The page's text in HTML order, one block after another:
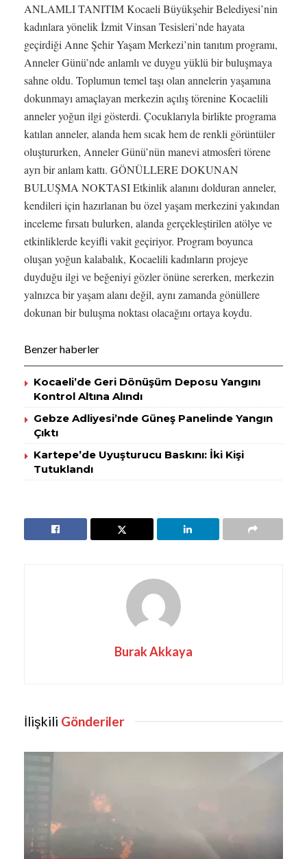
ANLAMLI TANITIM Kocaeli Büyükşehir Belediyesi’nin
kadınlara yönelik İzmit Vinsan Tesisleri’nde hayata
geçirdiği Anne Şehir Yaşam Merkezi’nin tanıtım programı,
Anneler Günü’nde anlamlı ve duygu yüklü bir buluşmaya
sahne oldu. Toplumun temel taşı olan annelerin yaşamına
dokunmayı amaçlayan merkezin açılış törenine Kocaelili
anneler yoğun ilgi gösterdi. Çocuklarıyla birlikte programa
katılan anneler, alanda hem sıcak hem de renkli görüntüler
oluştururken, Anneler Günü’nün manevi atmosferi törene
ayrı bir anlam kattı. GÖNÜLLERE DOKUNAN
BULUŞMA NOKTASI Etkinlik alanını dolduran anneler,
kendileri için hazırlanan bu özel yaşam merkezini yakından
inceleme fırsatı bulurken, alanda gerçekleştirilen atölye ve
etkinliklerde keyifli vakit geçiriyor. Program boyunca
oluşan yoğun kalabalık, Kocaelili kadınların projeye
duyduğu ilgi ve beğeniyi gözler önüne sererken, merkezin
yalnızca bir yaşam alanı değil, aynı zamanda gönüllere
dokunan bir buluşma noktası olacağını ortaya koydu.
Benzer haberler
Kocaeli’de Geri Dönüşüm Deposu Yangını
Kontrol Altına Alındı
Gebze Adliyesi’nde Güneş Panelinde Yangın
Çıktı
Kartepe’de Uyuşturucu Baskını: İki Kişi
Tutuklandı
Burak Akkaya
İlişkili Gönderiler